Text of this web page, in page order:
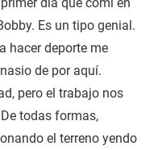
Es un tipo genial.
hacer deporte me
de por aquí.
pero el trabajo nos
todas formas,
el terreno yendo